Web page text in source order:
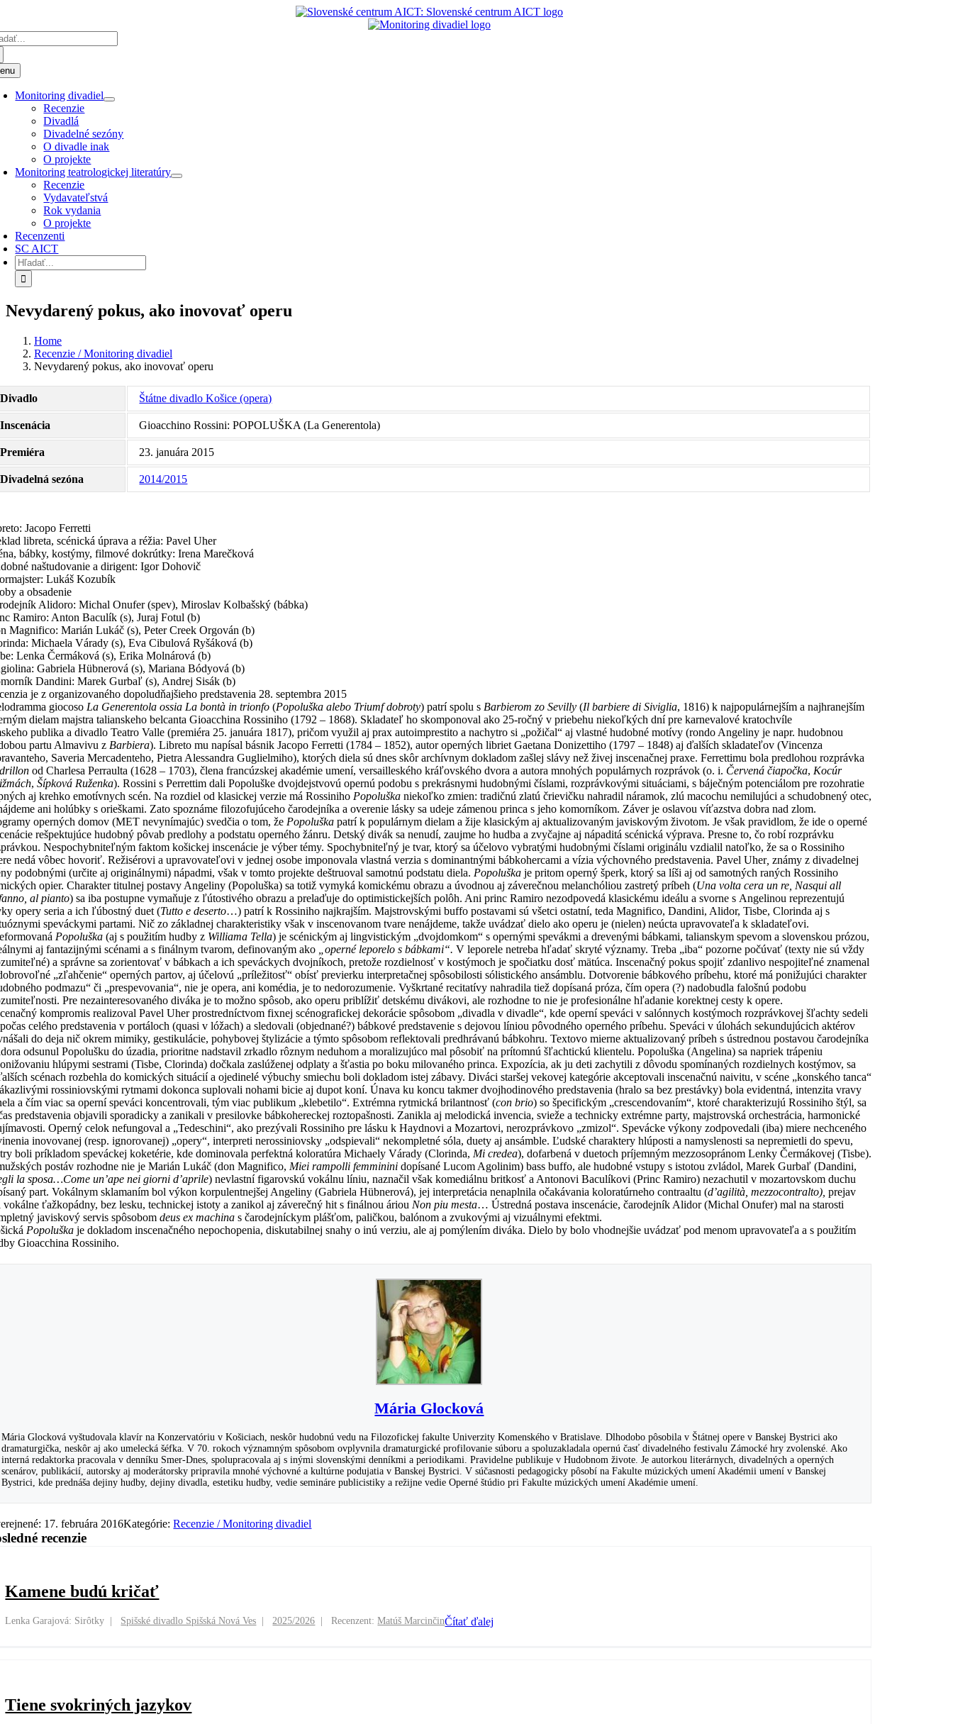
obsahu
Monitoring divadiel
Recenzie
Divadlá
Divadelné sezóny
O divadle inak
O projekte
Monitoring teatrologickej literatúry
Recenzie
Vydavateľstvá
Rok vydania
O projekte
Recenzenti
SC AICT
Hľadať:
Nevydarený pokus, ako inovovať operu
Home
Recenzie / Monitoring divadiel
Nevydarený pokus, ako inovovať operu
Divadlo Štátne divadlo Košice (opera)
Inscenácia Gioacchino Rossini: POPOLUŠKA (La Generentola)
Premiéra 23. januára 2015
Divadelná sezóna 2014/2015
Jacopo Ferretti
libreta, scénická úprava a réžia: Pavel Uher
bábky, kostýmy, filmové dokrútky: Irena Marečková
naštudovanie a dirigent: Igor Dohovič
Lukáš Kozubík
a obsadenie
Alidoro: Michal Onufer (spev), Miroslav Kolbašský (bábka)
Ramiro: Anton Baculík (s), Juraj Fotul (b)
Magnifico: Marián Lukáč (s), Peter Creek Orgován (b)
Michaela Várady (s), Eva Cibulová Ryšáková (b)
Lenka Čermáková (s), Erika Molnárová (b)
Gabriela Hübnerová (s), Mariana Bódyová (b)
Dandini: Marek Gurbaľ (s), Andrej Sisák (b)
je z organizovaného dopoludňajšieho predstavenia 28. septembra 2015
giocoso La Generentola ossia La bontà in trionfo (Popoluška alebo Triumf dobroty) patrí spolu s Barbierom zo Sevilly (Il barbiere di Siviglia, 1816) k najpopulárnejším a najhranejším
dielam majstra talianskeho belcanta Gioacchina Rossiniho (1792 – 1868). Skladateľ ho skomponoval ako 25-ročný v priebehu niekoľkých dní pre karnevalové kratochvíle
publika a divadlo Teatro Valle (premiéra 25. januára 1817), pričom využil aj prax autoimprestito a nachytro si „požičal“ aj vlastné hudobné motívy (rondo Angeliny je napr. hudobnou
partu Almavivu z Barbiera). Libreto mu napísal básnik Jacopo Ferretti (1784 – 1852), autor operných libriet Gaetana Donizettiho (1797 – 1848) aj ďalších skladateľov (Vincenza
Saveria Mercadenteho, Pietra Alessandra Guglielmiho), ktorých diela sú dnes skôr archívnym dokladom zašlej slávy než živej inscenačnej praxe. Ferrettimu bola predlohou rozprávka
od Charlesa Perraulta (1628 – 1703), člena francúzskej akadémie umení, versailleského kráľovského dvora a autora mnohých populárnych rozprávok (o. i. Červená čiapočka, Kocúr
,Šípková Ruženka). Rossini s Perrettim dali Popoluške dvojdejstvovú opernú podobu s prekrásnymi hudobnými číslami, rozprávkovými situáciami, s báječným potenciálom pre rozohratie
aj krehko emotívnych scén. Na rozdiel od klasickej verzie má Rossiniho Popoluška niekoľko zmien: tradičnú zlatú črievičku nahradil náramok, zlú macochu nemilujúci a schudobnený otec,
ani holúbky s orieškami. Zato spoznáme filozofujúceho čarodejníka a overenie lásky sa udeje zámenou princa s jeho komorníkom. Záver je oslavou víťazstva dobra nad zlom.
operných domov (MET nevynímajúc) svedčia o tom, že Popoluška patrí k populárnym dielam a žije klasickým aj aktualizovaným javiskovým životom. Je však pravidlom, že ide o operné
rešpektujúce hudobný pôvab predlohy a podstatu operného žánru. Detský divák sa nenudí, zaujme ho hudba a zvyčajne aj nápaditá scénická výprava. Presne to, čo robí rozprávku
Nespochybniteľným faktom košickej inscenácie je výber témy. Spochybniteľný je tvar, ktorý sa účelovo vybratými hudobnými číslami originálu vzdialil natoľko, že sa o Rossiniho
nedá vôbec hovoriť. Režisérovi a upravovateľovi v jednej osobe imponovala vlastná verzia s dominantnými bábkohercami a vízia výchovného predstavenia. Pavel Uher, známy z divadelnej
podobnými (určite aj originálnymi) nápadmi, však v tomto projekte deštruoval samotnú podstatu diela. Popoluška je pritom operný šperk, ktorý sa líši aj od samotných raných Rossiniho
opier. Charakter titulnej postavy Angeliny (Popoluška) sa totiž vymyká komickému obrazu a úvodnou aj záverečnou melanchóliou zastretý príbeh (Una volta cera un re, Nasqui all
al pianto) sa iba postupne vymaňuje z ľútostivého obrazu a prelaďuje do optimistickejších polôh. Ani princ Ramiro nezodpovedá klasickému ideálu a svorne s Angelinou reprezentujú
opery seria a ich ľúbostný duet (Tutto e deserto…) patrí k Rossiniho najkrajším. Majstrovskými buffo postavami sú všetci ostatní, teda Magnifico, Dandini, Alidor, Tisbe, Clorinda aj s
speváckymi partami. Nič zo základnej charakteristiky však v inscenovanom tvare nenájdeme, takže uvádzať dielo ako operu je (nielen) neúcta upravovateľa k skladateľovi.
Popoluška (aj s použitím hudby z Williama Tella) je scénickým aj lingvistickým „dvojdomkom“ s opernými spevákmi a drevenými bábkami, talianskym spevom a slovenskou prózou,
aj fantazijnými scénami a s finálnym tvarom, definovaným ako
„operné leporelo s bábkami“.V leporele netreba hľadať skryté významy. Treba „iba“ pozorne počúvať (texty nie sú vždy
a správne sa zorientovať v bábkach a ich speváckych dvojníkoch, pretože rozdielnosť v kostýmoch je spočiatku dosť mätúca. Inscenačný pokus spojiť zdanlivo nespojiteľné znamenal
„zľahčenie“ operných partov, aj účelovú „príležitosť“ obísť previerku interpretačnej spôsobilosti sólistického ansámblu. Dotvorenie bábkového príbehu, ktoré má ponižujúci charakter
podmazu“ či „prespevovania“, nie je opera, ani komédia, je to nedorozumenie. Vyškrtané recitatívy nahradila tiež dopísaná próza, čím opera (?) nadobudla falošnú podobu
Pre nezainteresovaného diváka je to možno spôsob, ako operu priblížiť detskému divákovi, ale rozhodne to nie je profesionálne hľadanie korektnej cesty k opere.
kompromis realizoval Pavel Uher prostredníctvom fixnej scénografickej dekorácie spôsobom „divadla v divadle“, kde operní speváci v salónnych kostýmoch rozprávkovej šľachty sedeli
celého predstavenia v portáloch (quasi v lóžach) a sledovali (objednané?) bábkové predstavenie s dejovou líniou pôvodného operného príbehu. Speváci v úlohách sekundujúcich aktérov
do deja nič okrem mimiky, gestikulácie, pohybovej štylizácie a týmto spôsobom reflektovali predhrávanú bábkohru. Textovo mierne aktualizovaný príbeh s ústrednou postavou čarodejníka
odsunul Popolušku do úzadia, prioritne nadstavil zrkadlo rôznym neduhom a moralizujúco mal pôsobiť na prítomnú šľachtickú klientelu. Popoluška (Angelina) sa napriek trápeniu
hlúpymi sestrami (Tisbe, Clorinda) dočkala zaslúženej odplaty a šťastia po boku milovaného princa. Expozícia, ak ju deti zachytili z dôvodu spomínaných rozdielnych kostýmov, sa
scénach rozbehla do komických situácií a ojedinelé výbuchy smiechu boli dokladom istej zábavy. Diváci staršej vekovej kategórie akceptovali inscenačnú naivitu, v scéne „konského tanca“
rossiniovskými rytmami dokonca suplovali nohami bicie aj dupot koní. Únava ku koncu takmer dvojhodinového predstavenia (hralo sa bez prestávky) bola evidentná, intenzita vravy
a čím viac sa operní speváci koncentrovali, tým viac publikum „klebetilo“. Extrémna rytmická brilantnosť (con brio) so špecifickým „crescendovaním“, ktoré charakterizujú Rossiniho štýl, sa
predstavenia objavili sporadicky a zanikali v presilovke bábkohereckej roztopašnosti. Zanikla aj melodická invencia, svieže a technicky extrémne party, majstrovská orchestrácia, harmonické
Operný celok nefungoval a „Tedeschini“, ako prezývali Rossiniho pre lásku k Haydnovi a Mozartovi, nerozprávkovo „zmizol“. Spevácke výkony zodpovedali (iba) miere nechceného
inovovanej (resp. ignorovanej) „opery“, interpreti nerossiniovsky „odspievali“ nekompletné sóla, duety aj ansámble. Ľudské charaktery hlúposti a namyslenosti sa nepremietli do spevu,
boli príkladom speváckej koketérie, kde dominovala perfektná koloratúra Michaely Várady (Clorinda, Mi credea), dofarbená v duetoch príjemným mezzosopránom Lenky Čermákovej (Tisbe).
postáv rozhodne nie je Marián Lukáč (don Magnifico, Miei rampolli femminini dopísané Lucom Agolinim) bass buffo, ale hudobné vstupy s istotou zvládol, Marek Gurbaľ (Dandini,
la sposa…Come un’ape nei giorni d’aprile) nevlastní figarovskú vokálnu líniu, naznačil však komediálnu britkosť a Antonovi Baculíkovi (Princ Ramiro) nezachutil v mozartovskom duchu
part. Vokálnym sklamaním bol výkon korpulentnejšej Angeliny (Gabriela Hübnerová), jej interpretácia nenaplnila očakávania koloratúrneho contraaltu (d’agilità, mezzocontralto), prejav
vokálne ťažkopádny, bez lesku, technickej istoty a zanikol aj záverečný hit s finálnou áriou Non piu mesta… Ústredná postava inscenácie, čarodejník Alidor (Michal Onufer) mal na starosti
javiskový servis spôsobomdeus ex machina s čarodejníckym plášťom, paličkou, balónom a zvukovými aj vizuálnymi efektmi.
Popoluškaje dokladom inscenačného nepochopenia, diskutabilnej snahy o inú verziu, ale aj pomýlením diváka. Dielo by bolo vhodnejšie uvádzať pod menom upravovateľa a s použitím
Gioacchina Rossiniho.
Mária Glocková
Mária Glocková vyštudovala klavír na Konzervatóriu v Košiciach, neskôr hudobnú vedu na Filozofickej fakulte Univerzity Komenského v Bratislave. Dlhodobo pôsobila v Štátnej opere v Banskej Bystrici ako
dramaturgička, neskôr aj ako umelecká šéfka. V 70. rokoch významným spôsobom ovplyvnila dramaturgické profilovanie súboru a spoluzakladala opernú časť divadelného festivalu Zámocké hry zvolenské. Ako
interná redaktorka pracovala v denníku Smer-Dnes, spolupracovala aj s inými slovenskými denníkmi a periodikami. Pravidelne publikuje v Hudobnom živote. Je autorkou literárnych, divadelných a operných
scenárov, publikácií, autorsky aj moderátorsky pripravila mnohé výchovné a kultúrne podujatia v Banskej Bystrici. V súčasnosti pedagogicky pôsobí na Fakulte múzických umení Akadémii umení v Banskej
Bystrici, kde prednáša dejiny hudby, dejiny divadla, estetiku hudby, vedie semináre publicistiky a režijne vedie Operné štúdio pri Fakulte múzických umení Akadémie umení.
17. februára 2016Kategórie:Recenzie / Monitoring divadiel
recenzie
Kamene budú kričať
Lenka Garajová: Sirôtky Spišské divadlo Spišská Nová Ves 2025/2026 Recenzent:Matúš MarcinčinČítať ďalej
Tiene svokriných jazykov